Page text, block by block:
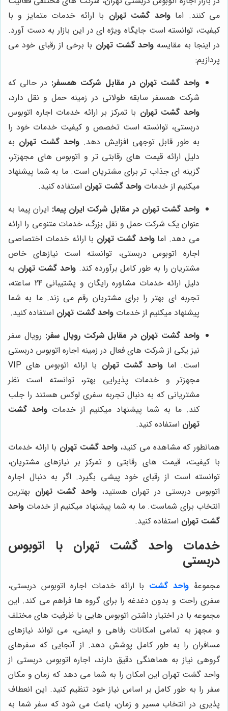
می کنند. اماواحد گشت تهران با ارائه خدمات متمایز و با
کیفیت، توانسته است جایگاه ویژه ای در این بازار به دست آورد.
در اینجا به مقایسه واحد گشت تهران با برخی از رقبای خود می
پردازیم:
واحد گشت تهران در مقابل شرکت همسفر: در حالی که
شرکت همسفر سابقه طولانی در زمینه حمل و نقل دارد،
واحد گشت تهران با تمرکز بر ارائه خدمات اجاره اتوبوس
دربستی، توانسته است تخصص و کیفیت خدمات خود را
به طور قابل توجهی افزایش دهد. واحد گشت تهران به
دلیل ارائه قیمت های رقابتی تر و اتوبوس های مجهزتر،
گزینه ای جذاب تر برای مشتریان است. ما به شما پیشنهاد
میکنیم از خدمات واحد گشت تهران استفاده کنید.
واحد گشت تهران در مقابل شرکت ایران پیما: ایران پیما به
عنوان یک شرکت حمل و نقل بزرگ، خدمات متنوعی را ارائه
می دهد. اماواحد گشت تهران با ارائه خدمات اختصاصی
اجاره اتوبوس دربستی، توانسته است نیازهای خاص
مشتریان را به طور کامل برآورده کند.واحد گشت تهران به
دلیل ارائه خدمات مشاوره رایگان و پشتیبانی 24 ساعته،
تجربه ای بهتر را برای مشتریان رقم می زند. ما به شما
پیشنهاد میکنیم از خدمات واحد گشت تهران استفاده کنید.
واحد گشت تهران در مقابل شرکت رویال سفر: رویال سفر
نیز یکی از شرکت های فعال در زمینه اجاره اتوبوس دربستی
است. اماواحد گشت تهران
با ارائه اتوبوس های VIP
مجهزتر و خدمات پذیرایی بهتر، توانسته است نظر
مشتریانی که به دنبال تجربه سفری لوکس هستند را جلب
کند. ما به شما پیشنهاد میکنیم از خدمات واحد گشت
تهران استفاده کنید.
همانطور که مشاهده می کنید،واحد گشت تهران با ارائه خدمات
با کیفیت، قیمت های رقابتی و تمرکز بر نیازهای مشتریان،
توانسته است از رقبای خود پیشی بگیرد. اگر به دنبال اجاره
اتوبوس دربستی در تهران هستید،واحد گشت تهران بهترین
انتخاب برای شماست. ما به شما پیشنهاد میکنیم از خدمات واحد
گشت تهران استفاده کنید.
خدمات واحد گشت تهران با اتوبوس
دربستی
مجموعۀ واحد گشت با ارائه خدمات اجاره اتوبوس دربستی،
سفری راحت و بدون دغدغه را برای گروه ها فراهم می کند. این
مجموعه با در اختیار داشتن اتوبوس هایی با ظرفیت های مختلف
و مجهز به تمامی امکانات رفاهی و ایمنی، می تواند نیازهای
مسافران را به طور کامل پوشش دهد. از آنجایی که سفرهای
گروهی نیاز به هماهنگی دقیق دارند، اجاره اتوبوس دربستی از
واحد گشت تهران این امکان را به شما می دهد که زمان و مکان
سفر را به طور کامل بر اساس نیاز خود تنظیم کنید. این انعطاف
پذیری در انتخاب مسیر و زمان، باعث می شود که سفر شما به